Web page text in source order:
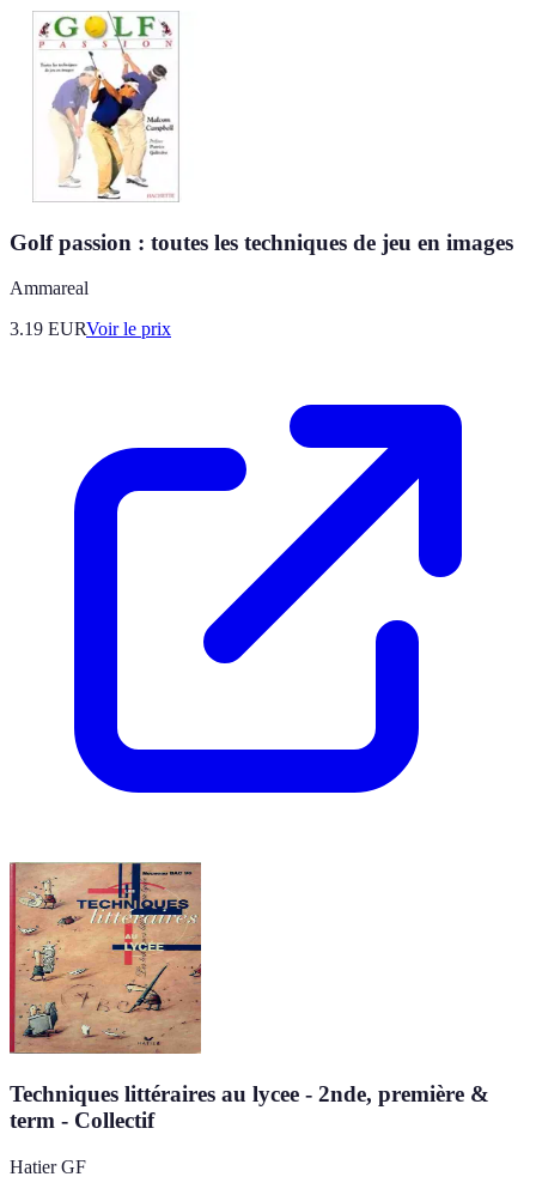
Golf passion : toutes les techniques de jeu en images
Ammareal
3.19 EURVoir le prix
Techniques littéraires au lycee - 2nde, première &
term - Collectif
Hatier GF